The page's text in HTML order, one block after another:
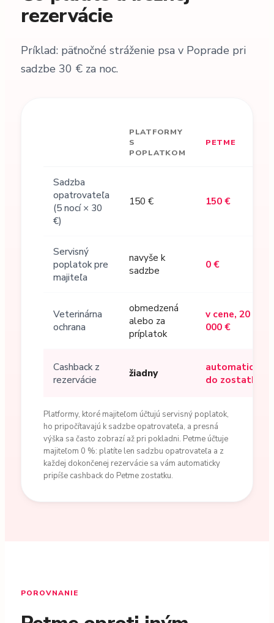
rezervácie
Príklad: päťnočné stráženie psa v Poprade pri
sadzbe 30 € za noc.
PLATFORMY
S
POPLATKOM
PETME
Sadzba
opatrovateľa
(5 nocí × 30
€)
150 € 150 €
Servisný
poplatok pre
majiteľa
navyše k
sadzbe
0 €
Veterinárna
ochrana
obmedzená
alebo za
príplatok
v cene, 20
000 €
Cashback z
rezervácie
žiadny
automaticky
do zostatku
Platformy, ktoré majiteľom účtujú servisný poplatok,
ho pripočítavajú k sadzbe opatrovateľa, a presná
výška sa často zobrazí až pri pokladni. Petme účtuje
majiteľom 0 %: platíte len sadzbu opatrovateľa a z
každej dokončenej rezervácie sa vám automaticky
pripíše cashback do Petme zostatku.
POROVNANIE